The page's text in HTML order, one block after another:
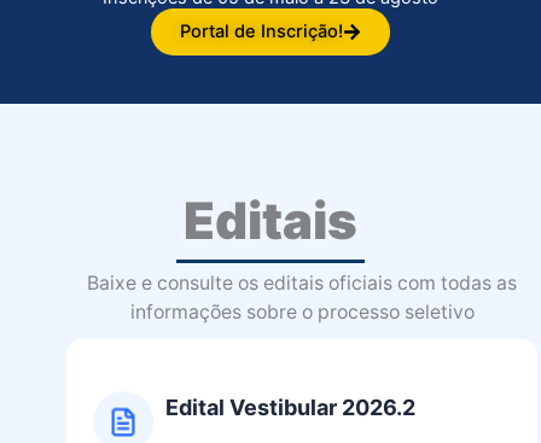
Portal de Inscrição!
Editais
Baixe e consulte os editais oficiais com todas as
informações sobre o processo seletivo
Edital Vestibular 2026.2